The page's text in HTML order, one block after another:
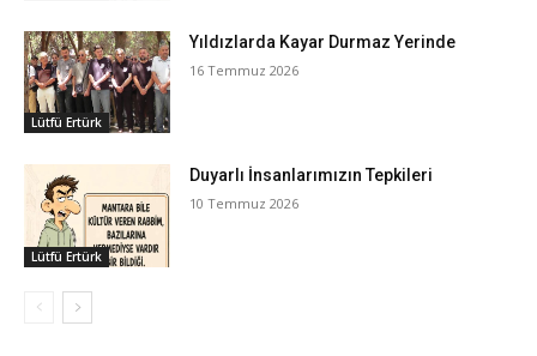
Lütfü Ertürk
Yıldızlarda Kayar Durmaz Yerinde
16 Temmuz 2026
Lütfü Ertürk
Duyarlı İnsanlarımızın Tepkileri
10 Temmuz 2026